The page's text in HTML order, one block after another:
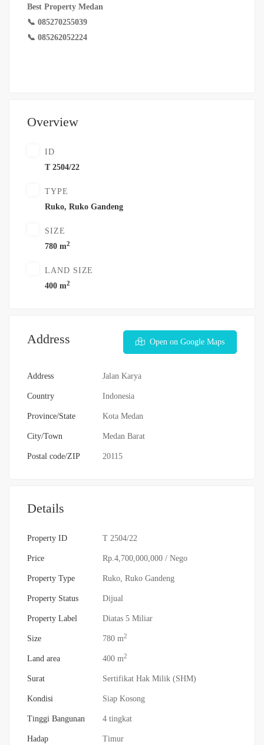
Best Property Medan
📞 085270255039
📞 085262052224
Overview
ID
T 2504/22
TYPE
Ruko, Ruko Gandeng
SIZE
780 m2
LAND SIZE
400 m2
Address Open on Google Maps
Address Jalan Karya
Country Indonesia
Province/State Kota Medan
City/Town Medan Barat
Postal code/ZIP 20115
Details
Property ID T 2504/22
Price Rp.4,700,000,000 / Nego
Property Type Ruko, Ruko Gandeng
Property Status Dijual
Property Label Diatas 5 Miliar
Size 780 m2
Land area 400 m2
Surat Sertifikat Hak Milik (SHM)
Kondisi Siap Kosong
Tinggi Bangunan 4 tingkat
Hadap Timur